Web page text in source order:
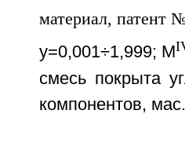
y=0,001÷1,999; M
смесь покрыта
компонентов,